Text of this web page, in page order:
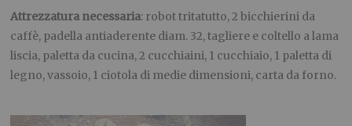
Attrezzatura necessaria: robot tritatutto, 2 bicchierini da
caffè, padella antiaderente diam. 32, tagliere e coltello a lama
liscia, paletta da cucina, 2 cucchiaini, 1 cucchiaio, 1 paletta di
legno, vassoio, 1 ciotola di medie dimensioni, carta da forno.